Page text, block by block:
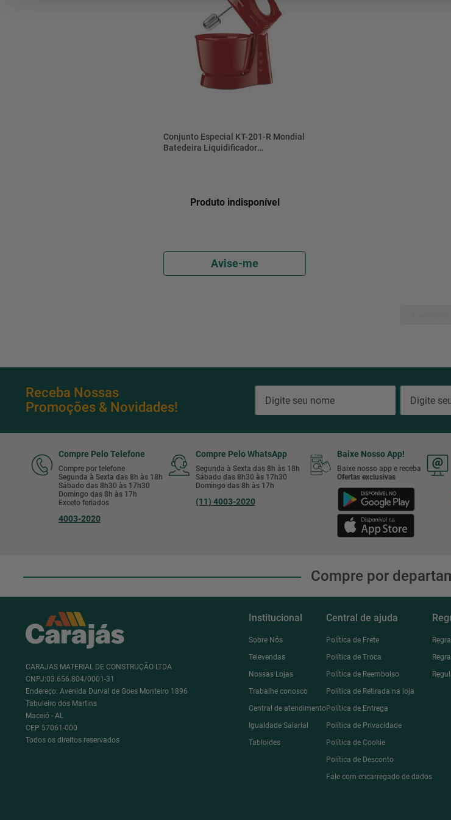
Conjunto Especial KT-201-R Mondial
Batedeira Liquidificador
Produto indisponível
Avise-me
Receba Nossas
Promoções & Novidades!
Compre Pelo Telefone
Compre por telefone
Segunda à Sexta das 8h às 18h
Sábado das 8h30 às 17h30
Domingo das 8h às 17h
Exceto feriados
4003-2020
Compre Pelo WhatsApp
Segunda à Sexta das 8h às 18h
Sábado das 8h30 às 17h30
Domingo das 8h às 17h
(11) 4003-2020
Baixe Nosso App!
Baixe nosso app e receba
Ofertas exclusivas
Compre por
CARAJAS MATERIAL DE CONSTRUÇÃO LTDA
CNPJ:03.656.804/0001-31
Endereço: Avenida Durval de Goes Monteiro 1896
Tabuleiro dos Martins
Maceió - AL
CEP 57061-000
Todos os direitos reservados
Institucional
Sobre Nós
Televendas
Nossas Lojas
Trabalhe conosco
Central de atendimento
Igualdade Salarial
Tabloides
Central de ajuda
Política de Frete
Política de Troca
Política de Reembolso
Política de Retirada na loja
Política de Entrega
Política de Privacidade
Política de Cookie
Política de Desconto
Fale com encarregado de dados